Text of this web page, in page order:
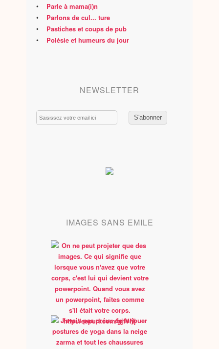
• Parle à mama(i)n
• Parlons de cul... ture
• Pastiches et coups de pub
• Polésie et humeurs du jour
NEWSLETTER
Email
IMAGES SANS EMILE